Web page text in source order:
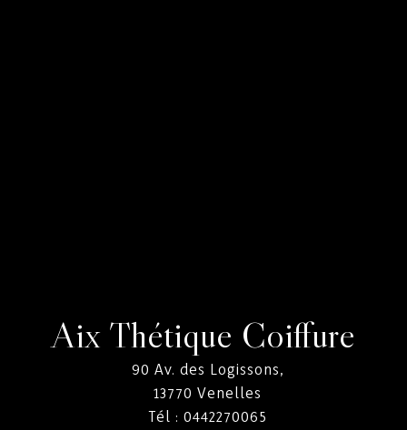
Aix Thétique Coiffure
90 Av. des Logissons,
13770 Venelles
Tél : 0442270065